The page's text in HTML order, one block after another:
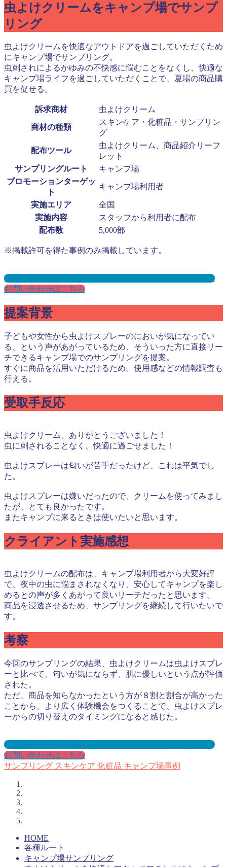
虫よけクリームをキャンプ場でサンプ
リング
虫よけクリームを快適なアウトドアを過ごしていただくため
にキャンプ場でサンプリング。
虫刺されによるかゆみの不快感に悩むことをなくし、快適な
キャンプ場ライフを過ごしていただくことで、夏場の商品購
買を促せる。
訴求商材 虫よけクリーム
商材の種類
スキンケア・化粧品・サンプリン
グ
配布ツール
虫よけクリーム、商品紹介リーフ
レット
サンプリングルート
キャンプ場
プロモーションターゲッ
ト
キャンプ場利用者
実施エリア
全国
実施内容
スタッフから利用者に配布
配布数
5,000部
※掲載許可を得た事例のみ掲載しています。
キャンプ場サンプリングとは？メリット３選と事例を紹介
お問い合わせはこちら
提案背景
子どもや女性から虫よけスプレーのにおいが気になってい
る、という声があがっているため、そういった方に直接リー
チできるキャンプ場でのサンプリングを提案。
すぐに商品を活用いただけるため、使用感などの情報調査も
行える。
受取手反応
虫よけクリーム、ありがとうございました！
虫に刺されることなく、快適に過ごせました！
虫よけスプレーは匂いが苦手だったけど、これは平気でし
た。
虫よけスプレーは嫌いだったので、クリームを使ってみまし
たが、とても良かったです。
またキャンプに来るときは使いたいと思います。
クライアント実施感想
虫よけクリームの配布は、キャンプ場利用者から大変好評
で、夜中の虫に悩まされなくなり、安心してキャンプを楽し
めるとの声が多くあがって良いリーチだったと思います。
商品を浸透させるため、サンプリングを継続して行いたいで
す。
考察
今回のサンプリングの結果、虫よけクリームは虫よけスプレ
ーと比べて、匂いが気にならず、肌に優しいという点が評価
された。
ただ、商品を知らなかったという方が８割と割合が高かった
ことから、より広く体験機会をつくることで、虫よけスプレ
ーからの切り替えのタイミングになると感じた。
キャンプ場サンプリングとは？メリット３選と事例を紹介
お問い合わせはこちら
サンプリング スキンケア 化粧品 キャンプ場事例
HOME
各種ルート
キャンプ場サンプリング